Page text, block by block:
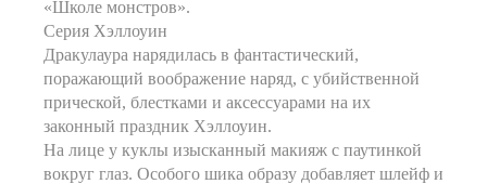
«Школе монстров».
Серия Хэллоуин
Дракулаура нарядилась в фантастический,
поражающий воображение наряд, с убийственной
прической, блестками и аксессуарами на их
законный праздник Хэллоуин.
На лице у куклы изысканный макияж с паутинкой
вокруг глаз. Особого шика образу добавляет шлейф и